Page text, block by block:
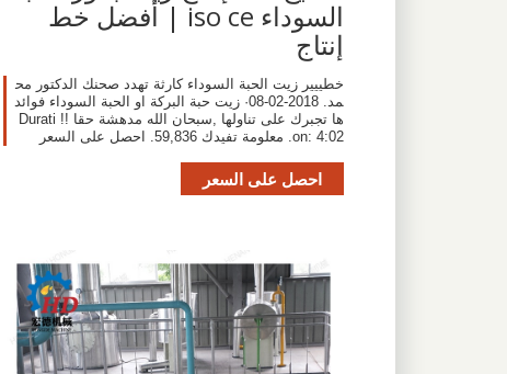
السوداء iso ce | أفضل خط
إنتاج
‫خطييير زيت الحبة السوداء كارثة تهدد صحنك الدكتور مح
مد. 2018-02-08· زيت حبة البركة او الحبة السوداء فوائد
ها تجبرك على تناولها ,سبحان الله مدهشة حقا !! Durati
on: 4:02. معلومة تفيدك 59,836. احصل على السعر
احصل على السعر